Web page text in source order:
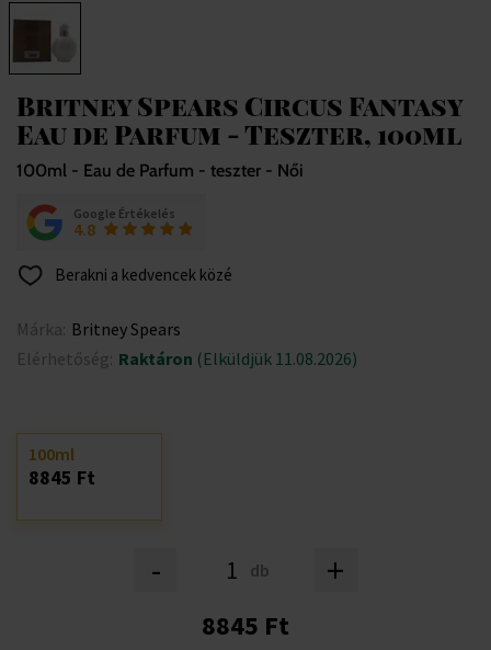
Britney Spears Circus Fantasy
Eau de Parfum - Teszter, 100ml
100ml - Eau de Parfum - teszter - Női
Google Értékelés
4.8
Berakni a kedvencek közé
Márka: Britney Spears
Elérhetőség: Raktáron (Elküldjük 11.08.2026)
- db +
100ml
8845 Ft
8845 Ft